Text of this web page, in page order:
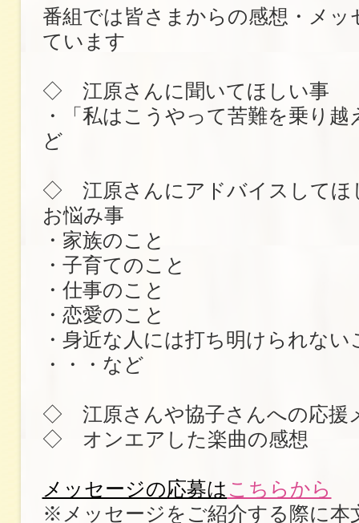
番組では皆さまからの感想・メッ
ています
◇ 江原さんに聞いてほしい事
・「私はこうやって苦難を乗り越
ど
◇ 江原さんにアドバイスしてほ
お悩み事
・家族のこと
・子育てのこと
・仕事のこと
・恋愛のこと
・身近な人には打ち明けられない
・・・など
◇ 江原さんや協子さんへの応援
◇ オンエアした楽曲の感想
メッセージの応募は こちらから
※メッセージをご紹介する際に本